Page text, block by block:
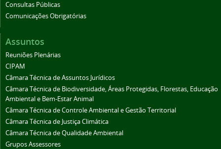
Consultas Públicas
Comunicações Obrigatórias
Assuntos
Reuniões Plenárias
CIPAM
Câmara Técnica de Assuntos Jurídicos
Câmara Técnica de Biodiversidade, Áreas Protegidas, Florestas, Educação
Ambiental e Bem-Estar Animal
Câmara Técnica de Controle Ambiental e Gestão Territorial
Câmara Técnica de Justiça Climática
Câmara Técnica de Qualidade Ambiental
Grupos Assessores